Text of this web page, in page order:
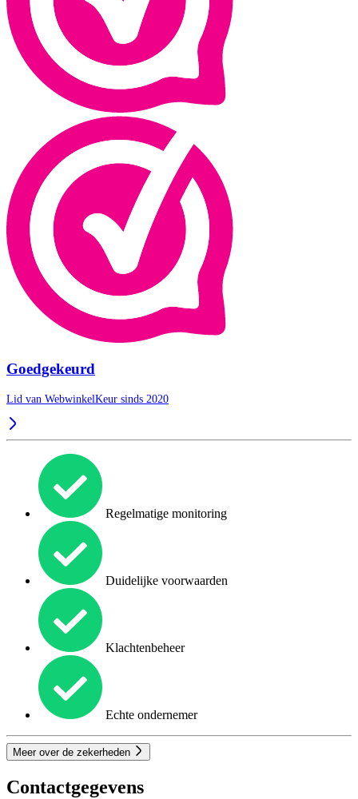
Goedgekeurd
Lid van WebwinkelKeur sinds 2020
Regelmatige monitoring
Duidelijke voorwaarden
Klachtenbeheer
Echte ondernemer
Meer over de zekerheden
Contactgegevens